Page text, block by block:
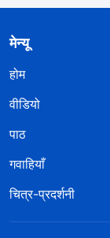
मेन्यू
होम
वीडियो
पाठ
गवाहियाँ
चित्र-प्रदर्शनी